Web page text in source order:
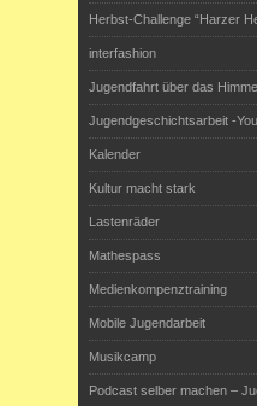
Herbst-Challenge “Harzer
interfashion
Jugendfahrt über das
Jugendgeschichtsarbeit -
Kalender
Kultur macht stark
Lastenräder
Mathespass
Medienkompenztraining
Mobile Jugendarbeit
Musikcamp
Podcast selber machen –